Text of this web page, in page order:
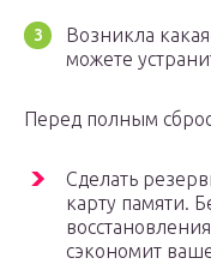
Возникла
можете
Перед полным
Сделать
карту памяти.
сэкономит